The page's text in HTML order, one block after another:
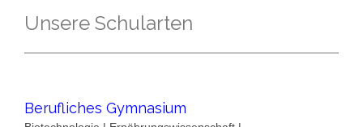
Unsere Schularten
Berufliches Gymnasium